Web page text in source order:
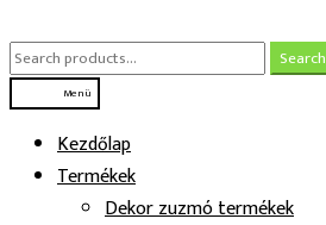
a
navigációhoz
a
tartalomba
Search
for:
Search
Menü
Kezdőlap
Termékek
Dekor zuzmó termékek